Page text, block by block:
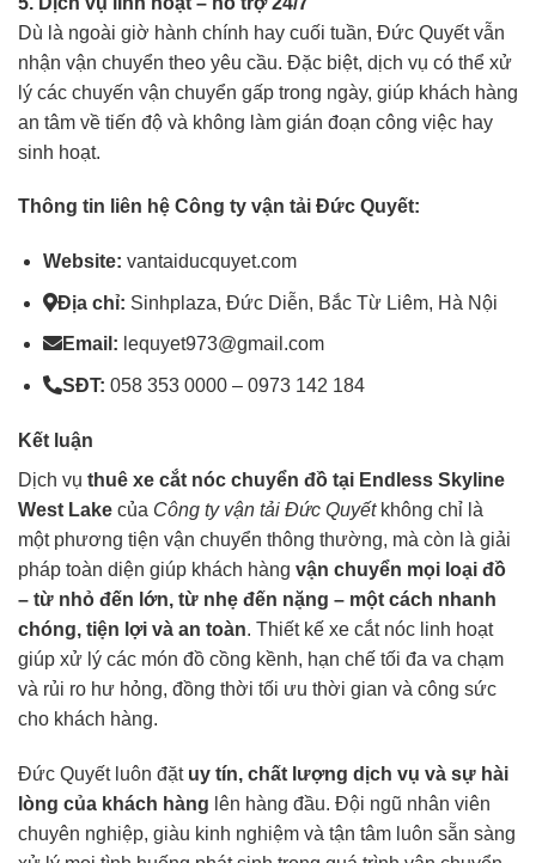
Dù là ngoài giờ hành chính hay cuối tuần, Đức Quyết vẫn
nhận vận chuyển theo yêu cầu. Đặc biệt, dịch vụ có thể xử
lý các chuyến vận chuyển gấp trong ngày, giúp khách hàng
an tâm về tiến độ và không làm gián đoạn công việc hay
sinh hoạt.
Thông tin liên hệ Công ty vận tải Đức Quyết:
Website: vantaiducquyet.com
Địa chỉ: Sinhplaza, Đức Diễn, Bắc Từ Liêm, Hà Nội
Email: lequyet973@gmail.com
SĐT: 058 353 0000 – 0973 142 184
Kết luận
Dịch vụ thuê xe cắt nóc chuyển đồ tại Endless Skyline
West Lake của Công ty vận tải Đức Quyếtkhông chỉ là
một phương tiện vận chuyển thông thường, mà còn là giải
pháp toàn diện giúp khách hàng vận chuyển mọi loại đồ
– từ nhỏ đến lớn, từ nhẹ đến nặng – một cách nhanh
chóng, tiện lợi và an toàn. Thiết kế xe cắt nóc linh hoạt
giúp xử lý các món đồ cồng kềnh, hạn chế tối đa va chạm
và rủi ro hư hỏng, đồng thời tối ưu thời gian và công sức
cho khách hàng.
Đức Quyết luôn đặt uy tín, chất lượng dịch vụ và sự hài
lòng của khách hàng lên hàng đầu. Đội ngũ nhân viên
chuyên nghiệp, giàu kinh nghiệm và tận tâm luôn sẵn sàng